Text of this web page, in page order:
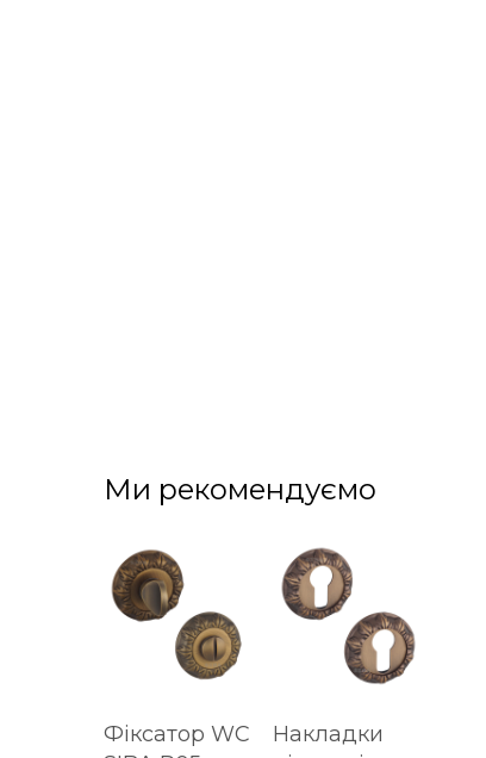
Ми рекомендуємо
Фіксатор WC
Накладки